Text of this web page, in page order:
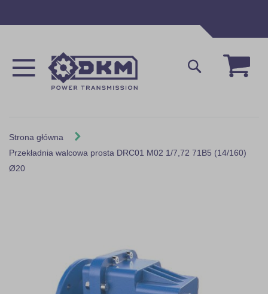
Mój
Szukaj
Strona główna
Przekładnia walcowa prosta DRC01 M02 1/7,72 71B5 (14/160)
Ø20